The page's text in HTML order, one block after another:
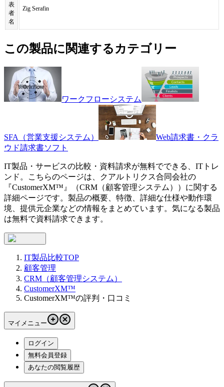
表
者
名
Zig Serafin
この製品に関連するカテゴリー
ワークフローシステム
SFA（営業支援システム）
Web請求書・クラ
ウド請求書ソフト
IT製品・サービスの比較・資料請求が無料でできる、ITトレ
ンド。こちらのページは、
クアルトリクス合同会社の
『CustomerXM™ 』（CRM（顧客管理システム）
）に関する
詳細ページです。製品の概要、特徴、詳細な仕様や動作環
境、提供元企業などの情報をまとめています。気になる製品
は無料で資料請求できます。
IT製品比較TOP
顧客管理
CRM（顧客管理システム）
CustomerXM™
CustomerXM™の評判・口コミ
マイメニュー
ログイン
無料会員登録
あなたの閲覧履歴